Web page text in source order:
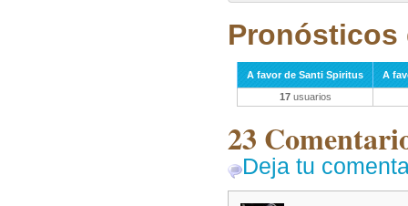
Pronósticos
A favor de Santi Spiritus
A
17usuarios
23
Deja tu